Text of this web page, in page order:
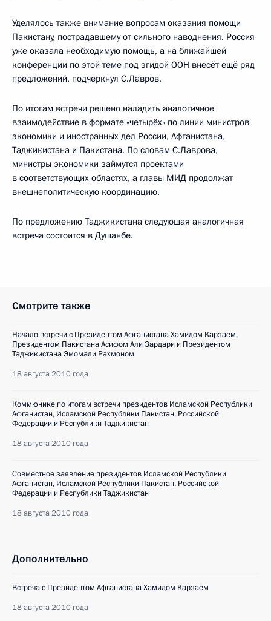
Уделялось также внимание вопросам оказания помощи
Пакистану, пострадавшему от сильного наводнения. Россия
уже оказала необходимую помощь, а на ближайшей
конференции по этой теме под эгидой ООН внесёт ещё ряд
предложений, подчеркнул С.Лавров.
По итогам встречи решено наладить аналогичное
взаимодействие в формате «четырёх» по линии министров
экономики и иностранных дел России, Афганистана,
Таджикистана и Пакистана. По словам С.Лаврова,
министры экономики займутся проектами
в соответствующих областях, а главы МИД продолжат
внешнеполитическую координацию.
По предложению Таджикистана следующая аналогичная
встреча состоится в Душанбе.
Смотрите также
Начало встречи с Президентом Афганистана Хамидом Карзаем,
Президентом Пакистана Асифом Али Зардари и Президентом
Таджикистана Эмомали Рахмоном
18 августа 2010 года
Коммюнике по итогам встречи президентов Исламской Республики
Афганистан, Исламской Республики Пакистан, Российской
Федерации и Республики Таджикистан
18 августа 2010 года
Совместное заявление президентов Исламской Республики
Афганистан, Исламской Республики Пакистан, Российской
Федерации и Республики Таджикистан
18 августа 2010 года
Дополнительно
Встреча с Президентом Афганистана Хамидом Карзаем
18 августа 2010 года